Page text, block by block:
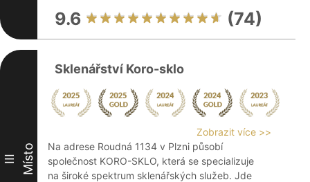
9.6 (74)
III Místo
Sklenářství Koro-sklo
Zobrazit více >>
Na adrese Roudná 1134 v Plzni působí
společnost KORO-SKLO, která se specializuje
na široké spektrum sklenářských služeb. Jde